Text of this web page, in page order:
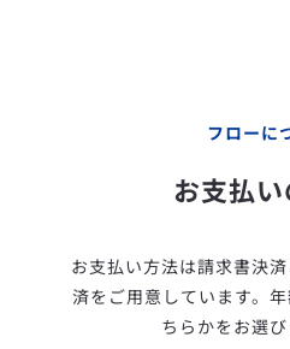
フローに
お支払
お支払い方法は請求書決
済をご用意しています。
ちらかをお選び